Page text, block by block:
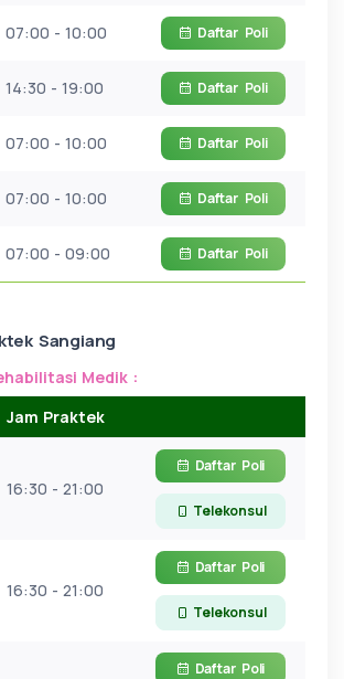
07:00 - 10:00 Daftar Poli
14:30 - 19:00 Daftar Poli
07:00 - 10:00 Daftar Poli
07:00 - 10:00 Daftar Poli
07:00 - 09:00 Daftar Poli
Sangiang
Medik :
Jam Praktek
16:30 - 21:00
Daftar Poli
Telekonsul
16:30 - 21:00
Daftar Poli
Telekonsul
Daftar Poli